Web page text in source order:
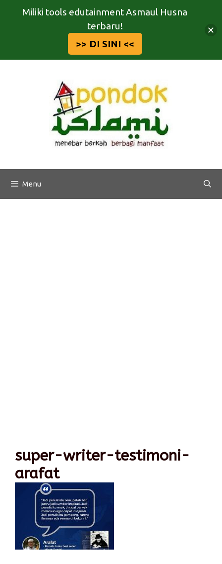
Menu
super-writer-testimoni-
arafat
Miliki tools edutainment Asmaul Husna
terbaru!
>> DI SINI <<